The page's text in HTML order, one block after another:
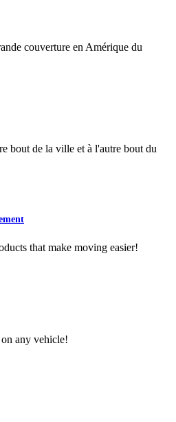
couverture en Amérique du
bout de la ville et à l'autre bout du
that make moving easier!
any vehicle!